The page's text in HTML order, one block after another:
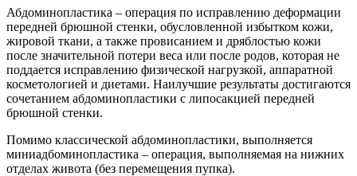
Абдоминопластика – операция по исправлению деформации
передней брюшной стенки, обусловленной избытком кожи,
жировой ткани, а также провисанием и дряблостью кожи
после значительной потери веса или после родов, которая не
поддается исправлению физической нагрузкой, аппаратной
косметологией и диетами. Наилучшие результаты достигаются
сочетанием абдоминопластики с липосакцией передней
брюшной стенки.
Помимо классической абдоминопластики, выполняется
миниадбоминопластика – операция, выполняемая на нижних
отделах живота (без перемещения пупка).